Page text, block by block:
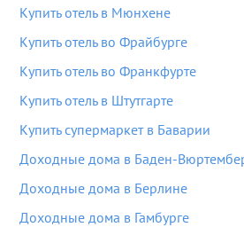
Купить отель в Мюнхене
Купить отель во Фрайбурге
Купить отель во Франкфурте
Купить отель в Штутгарте
Купить супермаркет в Баварии
Доходные дома в Баден-
Доходные дома в Берлине
Доходные дома в Гамбурге